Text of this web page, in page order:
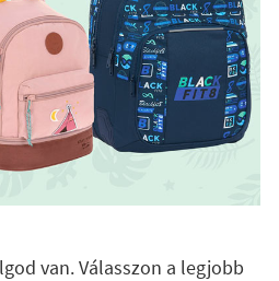
van. Válasszon a legjobb